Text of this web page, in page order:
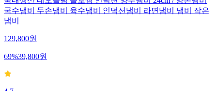
국내생산 네오플램 블로썸 인덕션 양수냄비 24cm / 양손냄비
국수냄비 두손냄비 육수냄비 인덕션냄비 라면냄비 냄비 작은
냄비
129,800원
69%39,800원